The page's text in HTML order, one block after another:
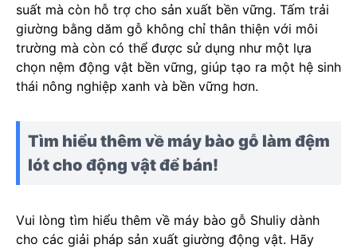
suất mà còn hỗ trợ cho sản xuất bền vững. Tấm trải
giường bằng dăm gỗ không chỉ thân thiện với môi
trường mà còn có thể được sử dụng như một lựa
chọn nệm động vật bền vững, giúp tạo ra một hệ sinh
thái nông nghiệp xanh và bền vững hơn.
Tìm hiểu thêm về máy bào gỗ làm đệm
lót cho động vật để bán!
Vui lòng tìm hiểu thêm về máy bào gỗ Shuliy dành
cho các giải pháp sản xuất giường động vật. Hãy